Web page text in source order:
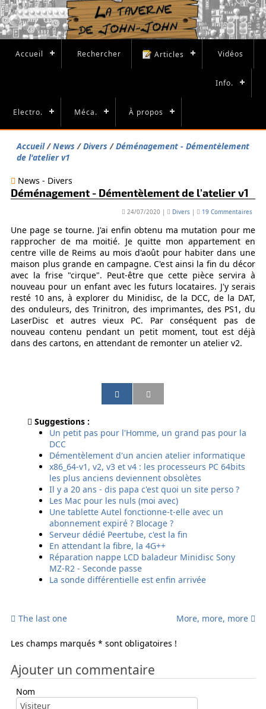
Accueil Rechercher Articles Vidéos
Info.
Electro. Méca. À propos
Accueil News Divers
Déménagement - Démentèlement
de l'atelier v1
News - Divers
Déménagement - Démentèlement de l'atelier v1
24/07/2020 | Divers | 19 Commentaires
Une page se tourne. J'ai enfin obtenu ma mutation pour me
rapprocher de ma moitié. Je quitte mon appartement en
centre ville de Reims au mois d'août pour habiter dans une
maison plus grande en campagne. C'est ainsi la fin du décor
avec la frise "cirque". Peut-être que cette pièce servira à
nouveau pour un enfant avec les futurs locataires. J'y serais
resté 10 ans, à explorer du Minidisc, de la DCC, de la DAT,
des onduleurs, des Trinitron, des imprimantes, des PS1, du
LaserDisc et autres vieux PC. Par conséquent pas de
nouveau contenu pendant un petit moment, tout est déjà
dans des cartons, en attendant de remonter un atelier v2.
a
t
a
e
r
p
a
r
e
m
a
i
a
t
a
e
r
p
a
r
E
m
a
i
a
a
e
r
p
a
r
s
m
s
a
a
e
r
p
a
r
S
M
S
Suggestions :
Un petit pas pour l'Homme, un grand pas pour la
DCC
Démentèlement d'un ancien atelier informatique
x86_64-v1, v2, v3 et v4 : les processeurs PC 64bits
les plus anciens deviennent obsolètes
Il y a 20 ans - dis papa c'est quoi un site perso ?
Les Mac pour les nuls (moi avec)
Une tablette Autel fonctionne-t-elle avec un
abonnement expiré ? Blocage ?
Serveur dédié Peertube, c'est la fin
En attendant la fibre, la 4G++
Réparation nappe LCD baladeur Minidisc Sony
MZ-R2 - Seconde passe
La sonde différentielle est enfin arrivée
The last one More, more, more
Les champs marqués * sont obligatoires !
Ajouter un commentaire
Nom